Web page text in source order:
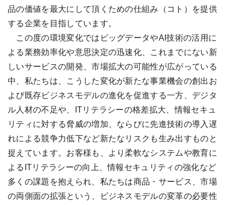
品の価値を最大にして頂くための仕組み（コト）を提供
する企業を目指しています。
この度の環境変化ではビッグデータやAI技術の活用に
よる業務効率化や意思決定の迅速化、これまでにない新
しいサービスの開発、市場拡大の可能性が広がっている
中、私たちは、こうした変化が新たな事業機会の創出お
よび既存ビジネスモデルの進化を促進する一方、デジタ
ル人材の不足や、ITリテラシーの格差拡大、情報セキュ
リティに対する脅威の増加、ならびに先進技術の導入遅
れによる競争力低下など新たなリスクも生み出すものと
捉えています。お客様も、より柔軟なシステムや教育に
よるITリテラシーの向上、情報セキュリティの強化など
多くの課題を抱えられ、私たちは商品・サービス、市場
の両側面の拡張という、ビジネスモデルの変革の必要性